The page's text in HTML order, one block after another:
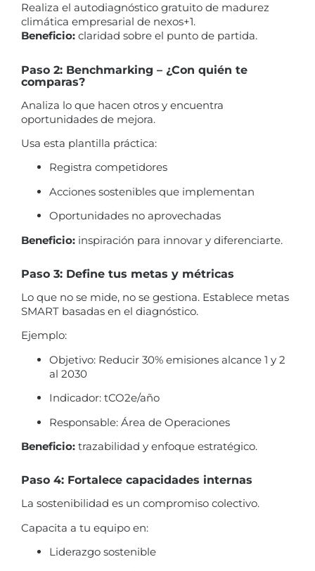
Realiza el autodiagnóstico gratuito de madurez
climática empresarial de nexos+1.
Beneficio: claridad sobre el punto de partida.
Paso 2: Benchmarking – ¿Con quién te
comparas?
Analiza lo que hacen otros y encuentra
oportunidades de mejora.
Usa esta plantilla práctica:
Registra competidores
Acciones sostenibles que implementan
Oportunidades no aprovechadas
Beneficio: inspiración para innovar y diferenciarte.
Paso 3: Define tus metas y métricas
Lo que no se mide, no se gestiona. Establece metas
SMART basadas en el diagnóstico.
Ejemplo:
Objetivo: Reducir 30% emisiones alcance 1 y 2
al 2030
Indicador: tCO2e/año
Responsable: Área de Operaciones
Beneficio: trazabilidad y enfoque estratégico.
Paso 4: Fortalece capacidades internas
La sostenibilidad es un compromiso colectivo.
Capacita a tu equipo en:
Liderazgo sostenible